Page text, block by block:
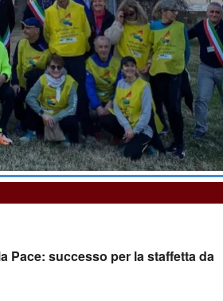
Pace: successo per la staffetta da